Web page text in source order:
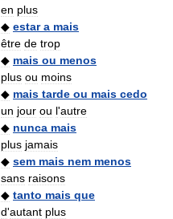
en plus
◆ estar a mais
être de trop
◆ mais ou menos
plus ou moins
◆ mais tarde ou mais cedo
un jour ou l'autre
◆ nunca mais
plus jamais
◆ sem mais nem menos
sans raisons
◆ tanto mais que
d'autant plus